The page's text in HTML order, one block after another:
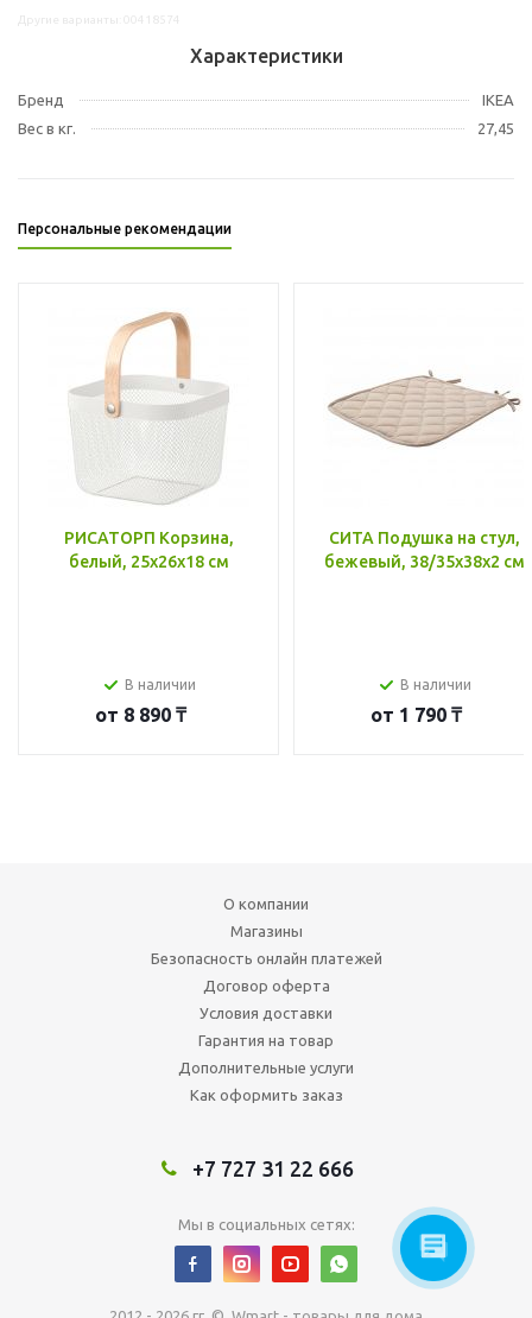
Характеристики
Бренд
IKEA
Вес в кг.
27,45
Персональные рекомендации
РИСАТОРП Корзина,
белый, 25x26x18 см
В наличии
от 8 890 ₸
СИТА Подушка на стул,
бежевый, 38/35x38x2 см
В наличии
от 1 790 ₸
О компании
Магазины
Безопасность онлайн платежей
Договор оферта
Условия доставки
Гарантия на товар
Дополнительные услуги
Как оформить заказ
+7 727 31 22 666
Мы в социальных сетях: